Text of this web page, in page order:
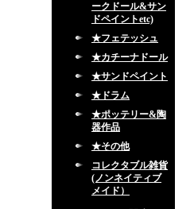
ークドール&サン
ドペイントetc)
★フェテッシュ
★カチーナドール
★サンドペイント
★ドラム
★ポッテリー&陶
器作品
★その他
コレクタブル雑貨
(ノンネイティブ
メイド）